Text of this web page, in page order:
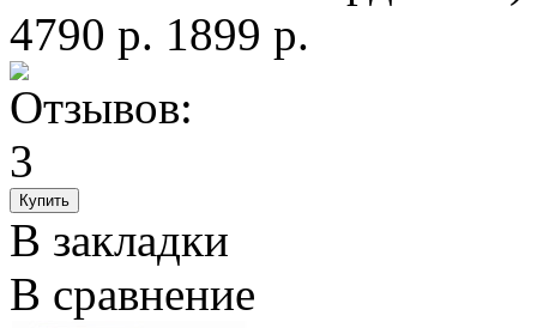
4790 р. 1899 р.
В закладки
В сравнение